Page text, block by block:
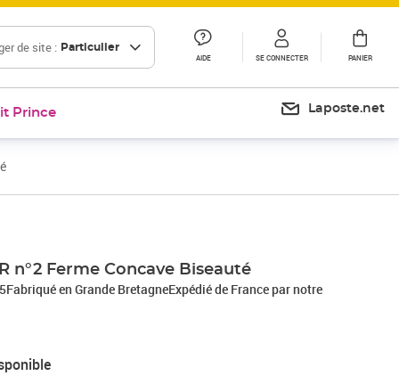
de site : Particulier
AIDE SE CONNECTER PANIER
Prince Laposte.net
n°2 Ferme Concave Biseauté
en Grande BretagneExpédié de France par notre